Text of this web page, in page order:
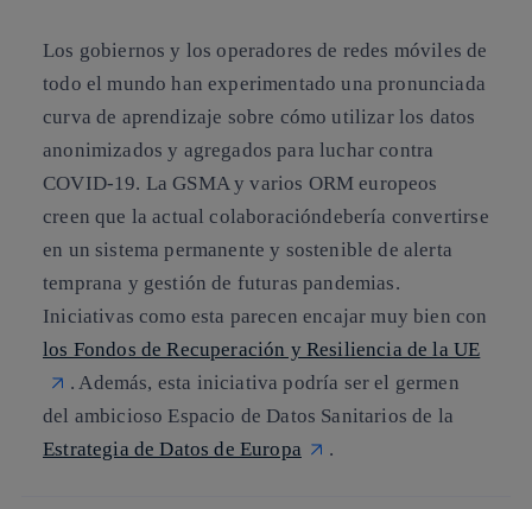
Los gobiernos y los operadores de redes móviles de
todo el mundo han experimentado una pronunciada
curva de aprendizaje sobre cómo utilizar los datos
anonimizados y agregados para luchar contra
COVID-19. La GSMA y varios ORM europeos
creen que la actual colaboracióndebería convertirse
en un sistema permanente y sostenible de alerta
temprana y gestión de futuras pandemias.
Iniciativas como esta parecen encajar muy bien con
los Fondos de Recuperación y Resiliencia de la UE
. Además, esta iniciativa podría ser el germen
del ambicioso Espacio de Datos Sanitarios de la
Estrategia de Datos de Europa
.